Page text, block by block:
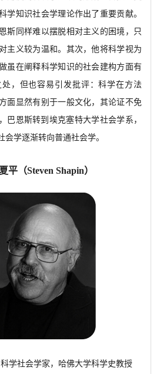
学知识社会学理论作出了重要贡献。
斯同样难以摆脱相对主义的困境，只
主义较为温和。其次，他将科学视为
虽在阐释科学知识的社会建构方面有
，但也容易引发批评：科学在方法
面显然有别于一般文化，其论证不免
巴恩斯转到埃克塞特大学社会学系，
会学逐渐转向普通社会学。
平（Steven Shapin）
学社会学家，哈佛大学科学史教授